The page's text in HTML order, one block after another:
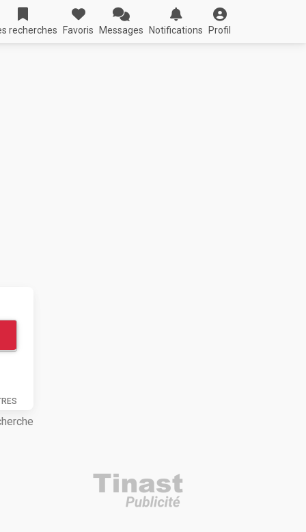
recherches Favoris Messages Notifications Profil